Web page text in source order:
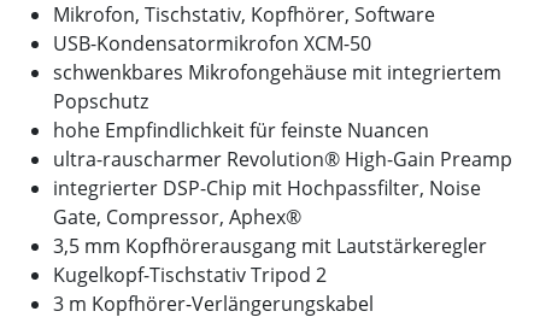
Mikrofon, Tischstativ, Kopfhörer, Software
USB-Kondensatormikrofon XCM-50
schwenkbares Mikrofongehäuse mit integriertem
Popschutz
hohe Empfindlichkeit für feinste Nuancen
ultra-rauscharmer Revolution® High-Gain Preamp
integrierter DSP-Chip mit Hochpassfilter, Noise
Gate, Compressor, Aphex®
3,5 mm Kopfhörerausgang mit Lautstärkeregler
Kugelkopf-Tischstativ Tripod 2
3 m Kopfhörer-Verlängerungskabel